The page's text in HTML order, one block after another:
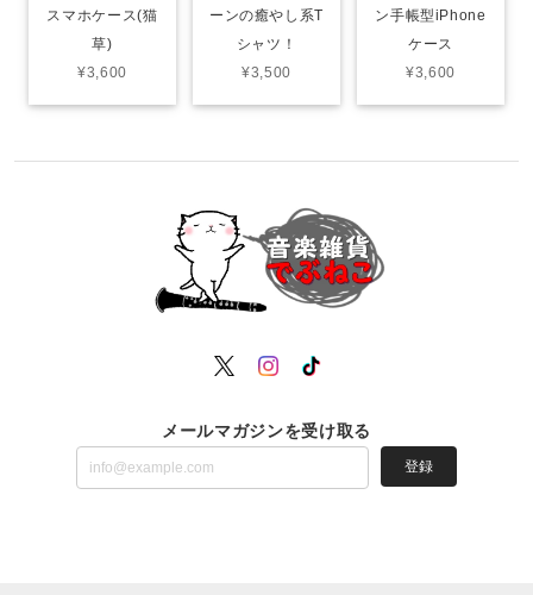
スマホケース(猫
草)
¥3,600
ーンの癒やし系T
シャツ！
¥3,500
ン手帳型iPhone
ケース
¥3,600
メールマガジンを受け取る
登録